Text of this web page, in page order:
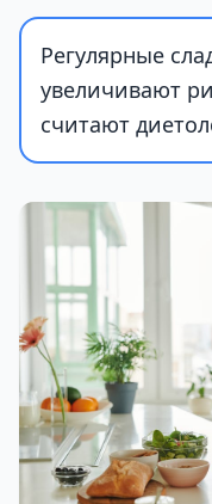
Регулярные
увеличивают
считают